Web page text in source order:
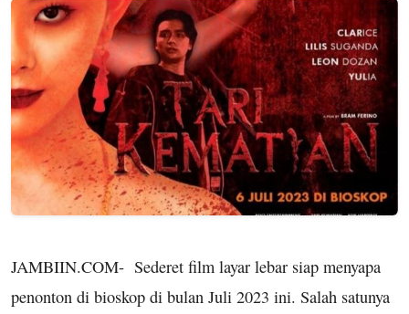
JAMBIIN.COM- Sederet film layar lebar siap menyapa
penonton di bioskop di bulan Juli 2023 ini. Salah satunya